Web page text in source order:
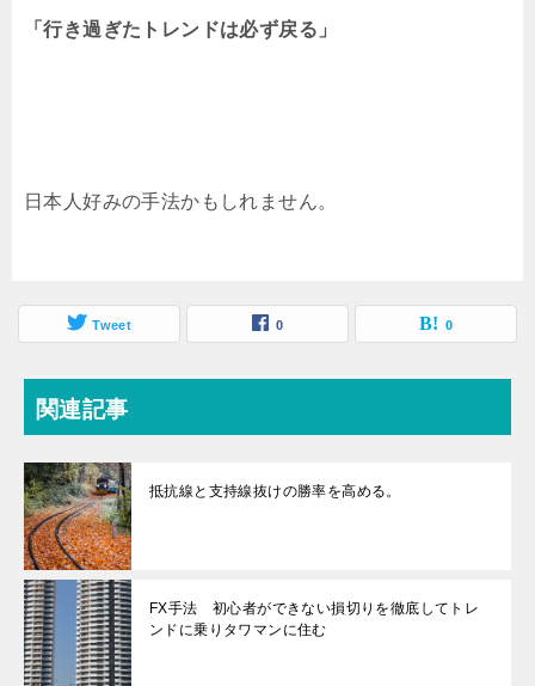
「行き過ぎたトレンドは必ず戻る」
日本人好みの手法かもしれません。
Tweet 0 0
関連記事
抵抗線と支持線抜けの勝率を高める。
FX手法 初心者ができない損切りを徹底してトレ
ンドに乗りタワマンに住む